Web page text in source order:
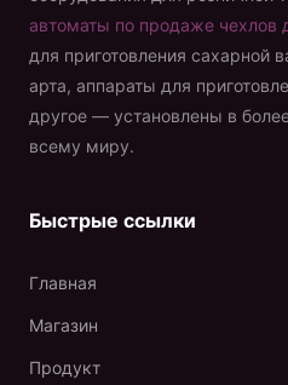
Arabic
автоматы по продаже чехлов
для приготовления сахарной
арта, аппараты для
другое — установлены в
всему миру.
Быстрые ссылки
Главная
Магазин
Продукт